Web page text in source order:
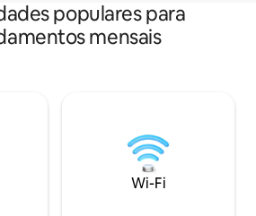
populares para
mensais
Wi-Fi